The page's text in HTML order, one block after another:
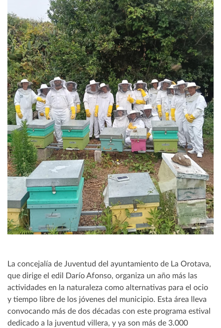
La concejalía de Juventud del ayuntamiento de La Orotava,
que dirige el edil Darío Afonso, organiza un año más las
actividades en la naturaleza como alternativas para el ocio
y tiempo libre de los jóvenes del municipio. Esta área lleva
convocando más de dos décadas con este programa estival
dedicado a la juventud villera, y ya son más de 3.000